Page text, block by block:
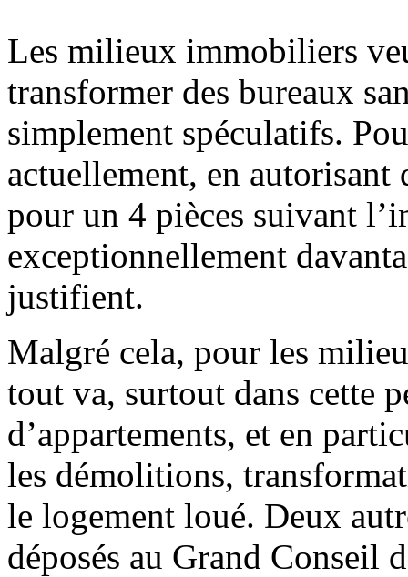
Les milieux immobiliers
transformer des bureaux
simplement spéculatifs.
actuellement, en autorisant
pour un 4 pièces suivant
exceptionnellement
justifient.
Malgré cela, pour les
tout va, surtout dans cette
d’appartements, et en
les démolitions,
le logement loué. Deux
déposés au Grand Conseil